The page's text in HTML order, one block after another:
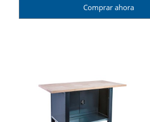
Comprar ahora